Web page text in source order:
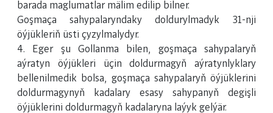
barada maglumatlar mälim edilip bilner.
Goşmaça sahypalaryndaky doldurylmadyk 31-nji
öýjükleriň üsti çyzylmalydyr.
4. Eger şu Gollanma bilen, goşmaça sahypalaryň
aýratyn öýjükleri üçin doldurmagyň aýratynlyklary
bellenilmedik bolsa, goşmaça sahypalaryň öýjüklerini
doldurmagynyň kadalary esasy sahypanyň degişli
öýjüklerini doldurmagyň kadalaryna laýyk gelýär.